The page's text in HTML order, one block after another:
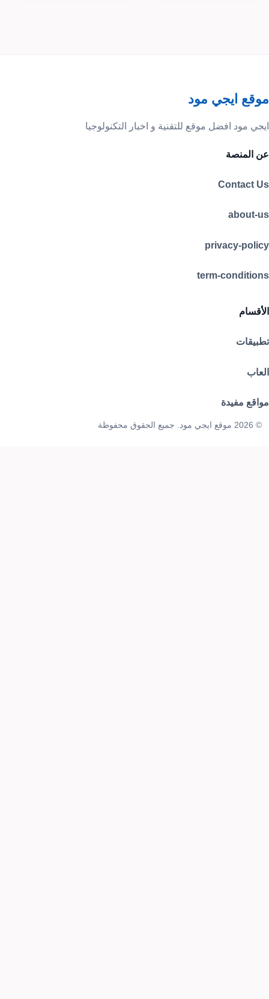
موقع ايجي مود
ايجي مود افضل موقع للتقنية و اخبار التكنولوجيا
عن المنصة
Contact Us
about-us
privacy-policy
term-conditions
الأقسام
تطبيقات
العاب
مواقع مفيدة
© 2026 موقع ايجي مود. جميع الحقوق محفوظة